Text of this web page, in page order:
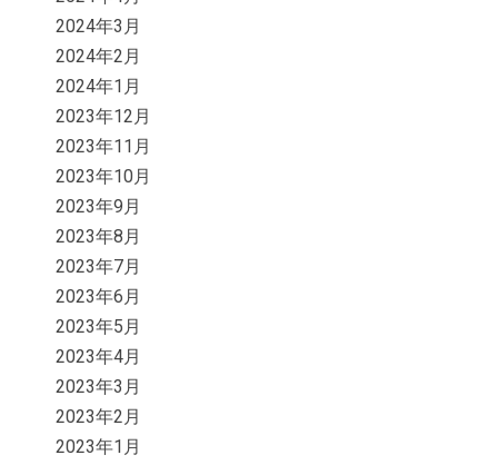
2024年3月
2024年2月
2024年1月
2023年12月
2023年11月
2023年10月
2023年9月
2023年8月
2023年7月
2023年6月
2023年5月
2023年4月
2023年3月
2023年2月
2023年1月